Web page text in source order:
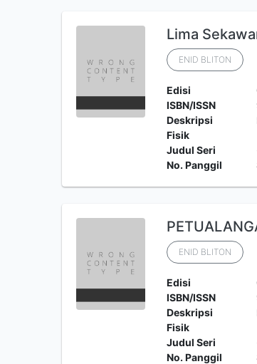
Lima
ENID BLITON
Edisi
ISBN/ISSN
Deskripsi
Fisik
Judul Seri
No. Panggil
ENID BLITON
Edisi
ISBN/ISSN
Deskripsi
Fisik
Judul Seri
No. Panggil